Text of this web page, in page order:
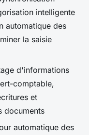
intelligente
automatique des
la saisie
d'informations
comptable,
et
documents
automatique des